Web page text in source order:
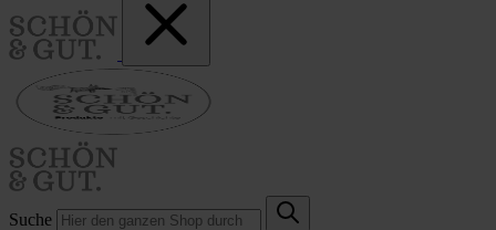
Suche